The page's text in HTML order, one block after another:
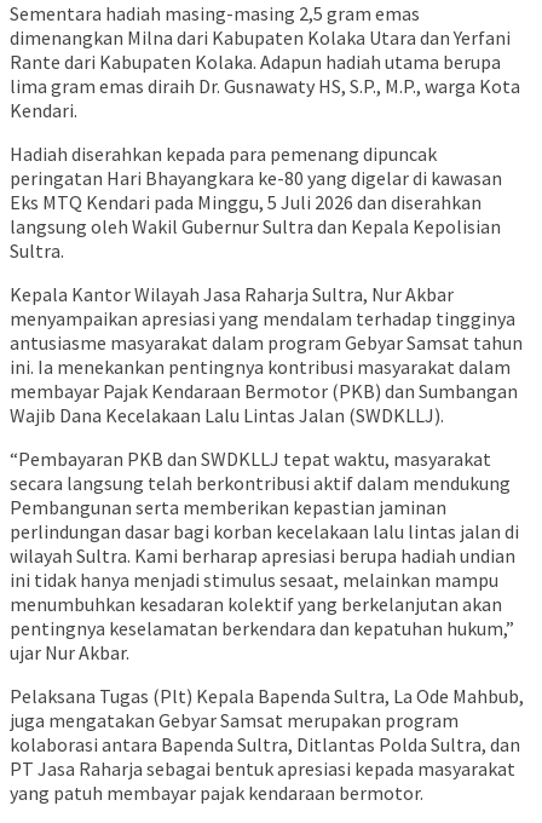
Sementara hadiah masing-masing 2,5 gram emas
dimenangkan Milna dari Kabupaten Kolaka Utara dan Yerfani
Rante dari Kabupaten Kolaka. Adapun hadiah utama berupa
lima gram emas diraih Dr. Gusnawaty HS, S.P., M.P., warga Kota
Kendari.
Hadiah diserahkan kepada para pemenang dipuncak
peringatan Hari Bhayangkara ke-80 yang digelar di kawasan
Eks MTQ Kendari pada Minggu, 5 Juli 2026 dan diserahkan
langsung oleh Wakil Gubernur Sultra dan Kepala Kepolisian
Sultra.
Kepala Kantor Wilayah Jasa Raharja Sultra, Nur Akbar
menyampaikan apresiasi yang mendalam terhadap tingginya
antusiasme masyarakat dalam program Gebyar Samsat tahun
ini. Ia menekankan pentingnya kontribusi masyarakat dalam
membayar Pajak Kendaraan Bermotor (PKB) dan Sumbangan
Wajib Dana Kecelakaan Lalu Lintas Jalan (SWDKLLJ).
“Pembayaran PKB dan SWDKLLJ tepat waktu, masyarakat
secara langsung telah berkontribusi aktif dalam mendukung
Pembangunan serta memberikan kepastian jaminan
perlindungan dasar bagi korban kecelakaan lalu lintas jalan di
wilayah Sultra. Kami berharap apresiasi berupa hadiah undian
ini tidak hanya menjadi stimulus sesaat, melainkan mampu
menumbuhkan kesadaran kolektif yang berkelanjutan akan
pentingnya keselamatan berkendara dan kepatuhan hukum,”
ujar Nur Akbar.
Pelaksana Tugas (Plt) Kepala Bapenda Sultra, La Ode Mahbub,
juga mengatakan Gebyar Samsat merupakan program
kolaborasi antara Bapenda Sultra, Ditlantas Polda Sultra, dan
PT Jasa Raharja sebagai bentuk apresiasi kepada masyarakat
yang patuh membayar pajak kendaraan bermotor.